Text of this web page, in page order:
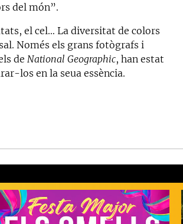
del món”.
el cel… La diversitat de colors
Només els grans fotògrafs i
de National Geographic, han estat
los en la seua essència.